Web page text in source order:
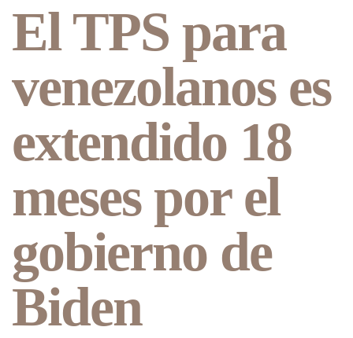
El TPS para
venezolanos es
extendido 18
meses por el
gobierno de
Biden